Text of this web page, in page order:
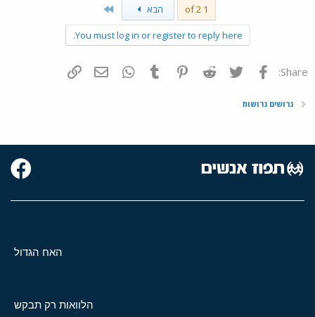
1 of 2 הבא
You must log in or register to reply here.
Share: פייסבוק Twitter
Reddit
Pinterest
Tumblr
WhatsAppדואר אלקטרוני
גרושים גרושות
האח הגדול
הלוואות רק תבקש